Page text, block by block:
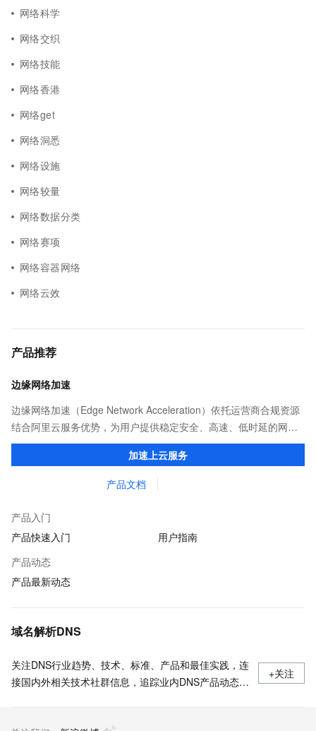
网络科学
网络交织
网络技能
网络香港
网络get
网络洞悉
网络设施
网络较量
网络数据分类
网络赛项
网络容器网络
网络云效
产品推荐
边缘网络加速
边缘网络加速（Edge Network Acceleration）依托运营商合规资源
结合阿里云服务优势，为用户提供稳定安全、高速、低时延的网络
传输，解决客户不同站点的连接、组网、数据安全传输、业务质量
加速上云服务
产品文档
产品入门
产品快速入门
用户指南
产品动态
产品最新动态
域名解析DNS
关注DNS行业趋势、技术、标准、产品和最佳实践，连
接国内外相关技术社群信息，追踪业内DNS产品动态，
+关注